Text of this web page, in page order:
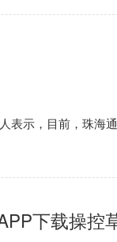
，目前，珠
下载操控